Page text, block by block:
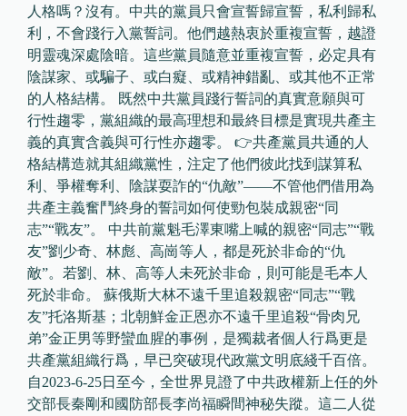
人格嗎？沒有。中共的黨員只會宣誓歸宣誓，私利歸私
利，不會踐行入黨誓詞。他們越熱衷於重複宣誓，越證
明靈魂深處陰暗。這些黨員隨意並重複宣誓，必定具有
陰謀家、或騙子、或白癡、或精神錯亂、或其他不正常
的人格結構。 既然中共黨員踐行誓詞的真實意願與可
行性趨零，黨組織的最高理想和最終目標是實現共產主
義的真實含義與可行性亦趨零。 👉共產黨員共通的人
格結構造就其組織黨性，注定了他們彼此找到謀算私
利、爭權奪利、陰謀耍詐的“仇敵”——不管他們借用為
共產主義奮鬥終身的誓詞如何使勁包裝成親密“同
志”“戰友”。 中共前黨魁毛澤東嘴上喊的親密“同志”“戰
友”劉少奇、林彪、高崗等人，都是死於非命的“仇
敵”。若劉、林、高等人未死於非命，則可能是毛本人
死於非命。 蘇俄斯大林不遠千里追殺親密“同志”“戰
友”托洛斯基；北朝鮮金正恩亦不遠千里追殺“骨肉兄
弟”金正男等野蠻血腥的事例，是獨裁者個人行爲更是
共產黨組織行爲，早已突破現代政黨文明底綫千百倍。
自2023-6-25日至今，全世界見證了中共政權新上任的外
交部長秦剛和國防部長李尚福瞬間神秘失蹤。這二人從